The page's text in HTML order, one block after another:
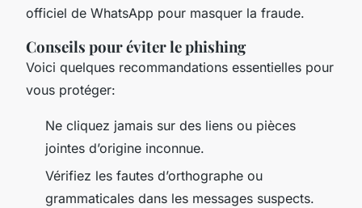
officiel de WhatsApp pour masquer la fraude.
Conseils pour éviter le phishing
Voici quelques recommandations essentielles pour
vous protéger:
Ne cliquez jamais sur des liens ou pièces
jointes d’origine inconnue.
Vérifiez les fautes d’orthographe ou
grammaticales dans les messages suspects.